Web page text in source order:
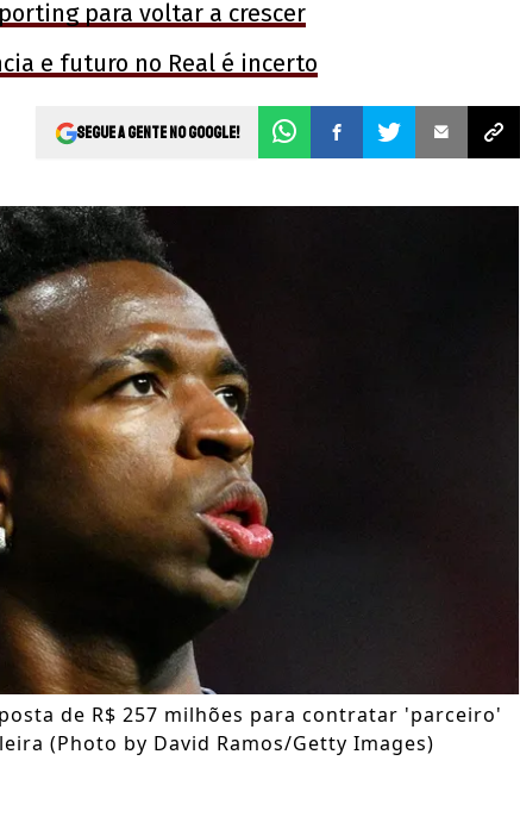
para voltar a crescer
e futuro no Real é incerto
Segue a gente no Google!
de R$ 257 milhões para contratar 'parceiro'
(Photo by David Ramos/Getty Images)